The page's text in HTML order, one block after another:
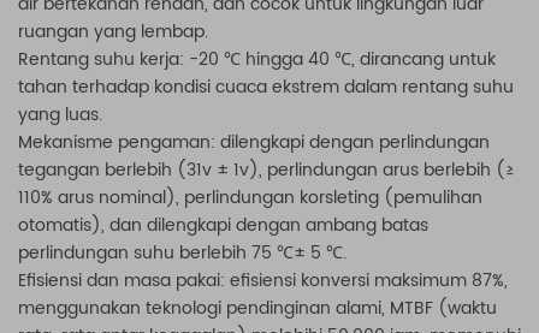
ruangan yang lembap.
Rentang suhu kerja: -20 ℃ hingga 40 ℃, dirancang untuk
tahan terhadap kondisi cuaca ekstrem dalam rentang suhu
yang luas.
Mekanisme pengaman: dilengkapi dengan perlindungan
tegangan berlebih (31v ± 1v), perlindungan arus berlebih (≥
110% arus nominal), perlindungan korsleting (pemulihan
otomatis), dan dilengkapi dengan ambang batas
perlindungan suhu berlebih 75 ℃± 5 ℃.
Efisiensi dan masa pakai: efisiensi konversi maksimum 87%,
menggunakan teknologi pendinginan alami, MTBF (waktu